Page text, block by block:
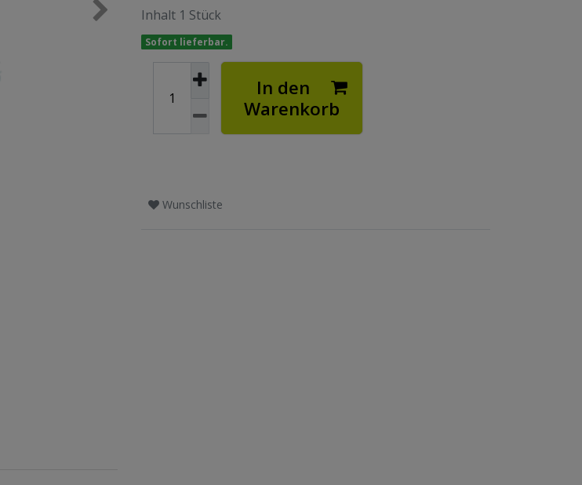
Inhalt 1 Stück
Sofort lieferbar.
In den
Warenkorb
Wunschliste